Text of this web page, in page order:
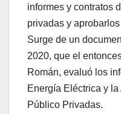
informes y contratos
privadas y
Surge de un
2020, que el
Román, evaluó los
Energía Eléctrica y
Público Privadas.